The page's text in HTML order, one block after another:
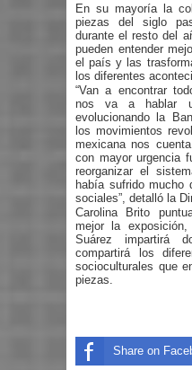
En su mayoría la
piezas del siglo
durante el resto del
pueden entender
el país y las
los diferentes
“Van a encontrar
nos va a hablar
evolucionando la
los movimientos
mexicana nos
con mayor urgencia
reorganizar el
había sufrido mucho
sociales”, detalló la
Carolina Brito
mejor la
Suárez impartirá
compartirá los
socioculturales que
piezas.
Share on